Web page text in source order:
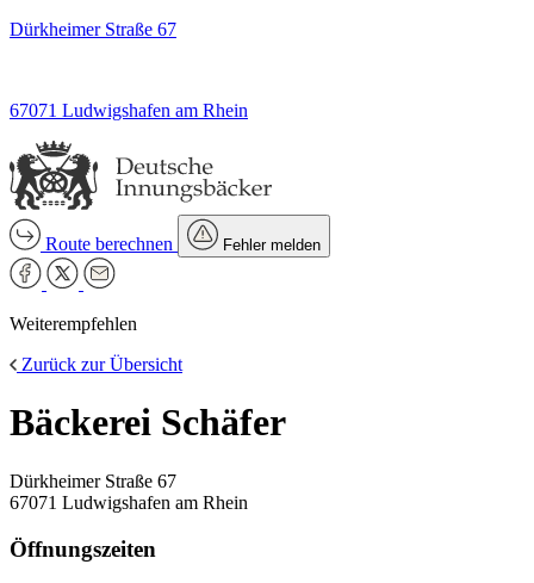
Dürkheimer Straße 67
67071 Ludwigshafen am Rhein
Route berechnen Fehler melden
Weiterempfehlen
Zurück zur Übersicht
Bäckerei Schäfer
Dürkheimer Straße 67
67071 Ludwigshafen am Rhein
Öffnungszeiten